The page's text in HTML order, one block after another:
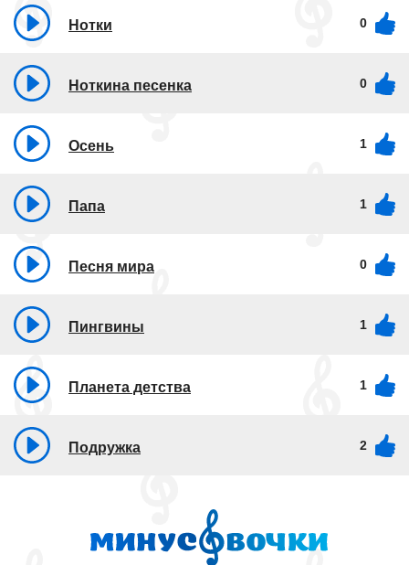
Нотки 0
Ноткина песенка 0
Осень 1
Папа 1
Песня мира 0
Пингвины 1
Планета детства 1
Подружка 2